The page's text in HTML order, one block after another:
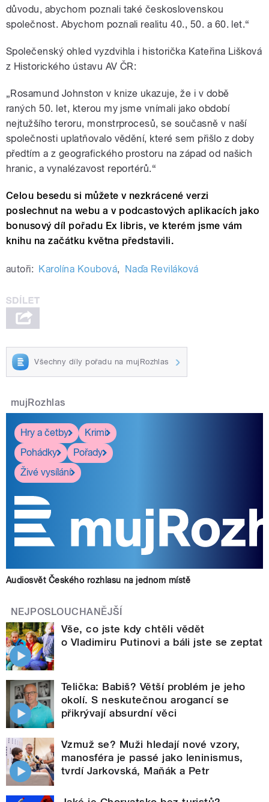
důvodu, abychom poznali také československou
společnost. Abychom poznali realitu 40., 50. a 60. let.“
Společenský ohled vyzdvihla i historička Kateřina Lišková
z Historického ústavu AV ČR:
„Rosamund Johnston v knize ukazuje, že i v době
raných 50. let, kterou my jsme vnímali jako období
nejtužšího teroru, monstrprocesů, se současně v naší
společnosti uplatňovalo vědění, které sem přišlo z doby
předtím a z geografického prostoru na západ od našich
hranic, a vynalézavost reportérů.“
Celou besedu si můžete v nezkrácené verzi
poslechnut na webu a v podcastových aplikacích jako
bonusový díl pořadu Ex libris, ve kterém jsme vám
knihu na začátku května představili.
autoři: Karolína Koubová, Naďa Reviláková
Všechny díly pořadu na mujRozhlas
mujRozhlas
Hry a četby
Krimi
Pohádky
Pořady
Živé vysílání
Audiosvět Českého rozhlasu na jednom místě
NEJPOSLOUCHANĚJŠÍ
Vše, co jste kdy chtěli vědět
o Vladimiru Putinovi a báli jste se zeptat
Telička: Babiš? Větší problém je jeho
okolí. S neskutečnou arogancí se
přikrývají absurdní věci
Vzmuž se? Muži hledají nové vzory,
manosféra je passé jako leninismus,
tvrdí Jarkovská, Maňák a Petr